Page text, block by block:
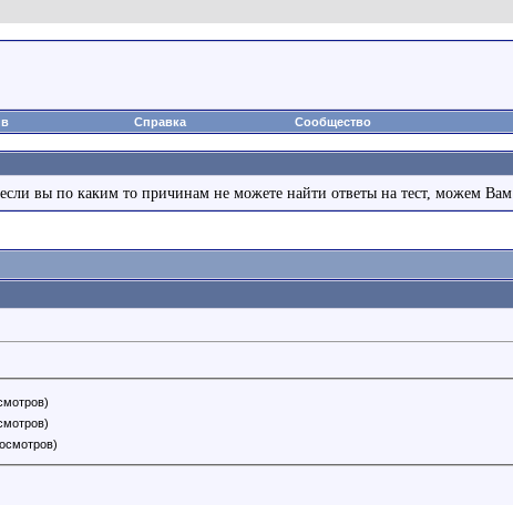
Справка Сообщество
если вы по каким то причинам не можете найти ответы на тест, можем Вам